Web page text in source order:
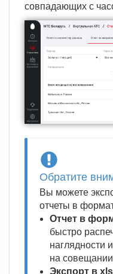
совпадающих с
Обратите
Вы можете
отчеты в
Отчет в
быстро
наглядности
на
Экспорт в